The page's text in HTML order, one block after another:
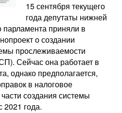
15 сентября текущего
года депутаты нижней
парламента приняли в
о создании
прослеживаемости
Сейчас она работает в
однако предполагается,
в налоговое
создания системы
2021 года.